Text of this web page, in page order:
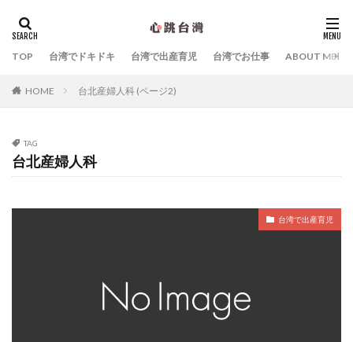
TOP 台湾でドキドキ 台湾で出産育児 台湾でお仕事 ABOUT ME
HOME 台北産婦人科 (ページ2)
TAG
台北産婦人科
台湾で出産育児
カテゴリー
台北産婦人科
台湾Webマーケティング
台湾お土産
台湾の朝ごはん
拙著『オードリー・タン 母の手記「成長戦争」』
拙著『オードリータンの思考』